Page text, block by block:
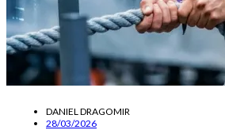
DANIEL DRAGOMIR
28/03/2026